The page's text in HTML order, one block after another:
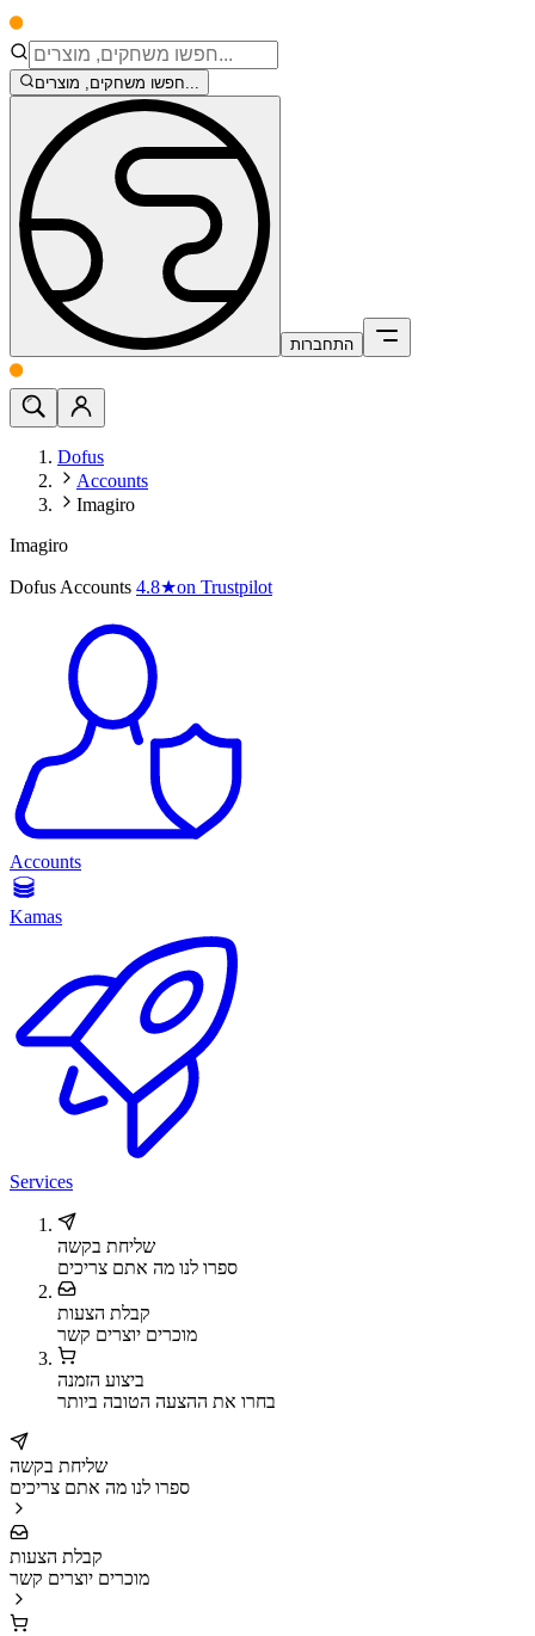
חפשו משחקים, מוצרים...
התחברות
Dofus
Accounts
Imagiro
Imagiro
Dofus Accounts 4.8★on Trustpilot
Accounts
Kamas
Services
שליחת בקשה
ספרו לנו מה אתם צריכים
קבלת הצעות
מוכרים יוצרים קשר
ביצוע הזמנה
בחרו את ההצעה הטובה ביותר
שליחת בקשה
ספרו לנו מה אתם צריכים
קבלת הצעות
מוכרים יוצרים קשר